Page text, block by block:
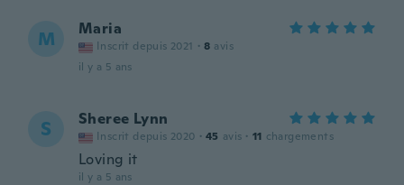
M Maria
Inscrit depuis 2021 · 8 avis
il y a 5 ans
S Sheree Lynn
Inscrit depuis 2020 · 45 avis · 11 chargements
Loving it
il y a 5 ans